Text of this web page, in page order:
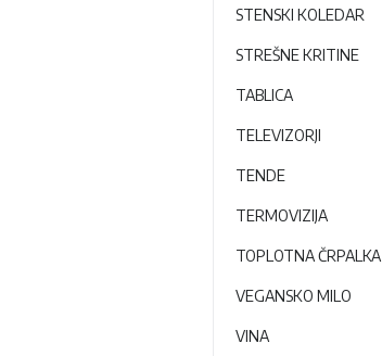
STENSKI KOLEDAR
STREŠNE KRITINE
TABLICA
TELEVIZORJI
TENDE
TERMOVIZIJA
TOPLOTNA ČRPALKA
VEGANSKO MILO
VINA